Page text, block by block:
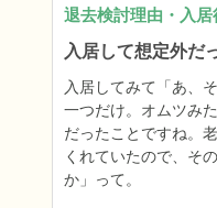
退去検討理由・入
入居して想定外だ
入居してみて「あ、
一つだけ。オムツみ
だったことですね。
くれていたので、そ
か」って。